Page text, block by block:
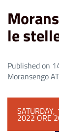
le
Published on
Moransengo
SATURDAY,
2022 ORE